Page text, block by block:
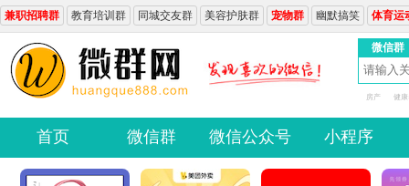
兼职招聘群 教育培训群 同城交友群 美容护肤群 宠物群 幽默搞笑 体育运
微信群
房产 健
首页 微信群 微信公众号 小程序